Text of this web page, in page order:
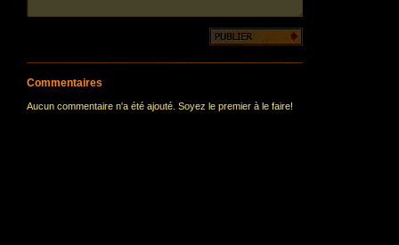
Commentaires
Aucun commentaire n'a été ajouté. Soyez le premier à le faire!